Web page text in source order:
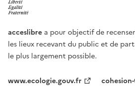
acceslibre a pour objectif de
les lieux recevant du public et de
le plus largement possible.
www.ecologie.gouv.fr